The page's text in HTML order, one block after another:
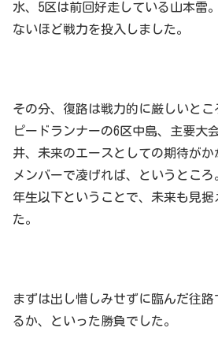
水、5区は前回好走している山本雷
ないほど戦力を投入しました。
その分、復路は戦力的に厳しいと
ピードランナーの6区中島、主要大
井、未来のエースとしての期待がか
メンバーで凌げれば、というとこ
年生以下ということで、未来も見
た。
まずは出し惜しみせずに臨んだ往
るか、といった勝負でした。